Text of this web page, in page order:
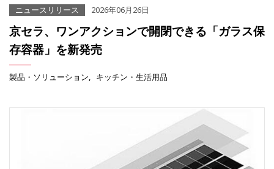
ニュースリリース 2026年06月26日
京セラ、ワンアクションで開閉できる「ガラス保
存容器」を新発売
製品・ソリューション キッチン・生活用品